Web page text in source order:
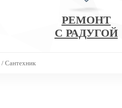
РЕМОНТ
С РАДУГОЙ
/ Сантехник